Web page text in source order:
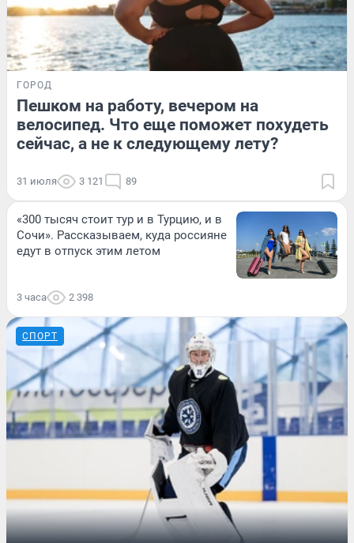
ГОРОД
Пешком на работу, вечером на
велосипед. Что еще поможет похудеть
сейчас, а не к следующему лету?
31 июля 3 121 89
«300 тысяч стоит тур и в Турцию, и в
Сочи». Рассказываем, куда россияне
едут в отпуск этим летом
3 часа 2 398
СПОРТ